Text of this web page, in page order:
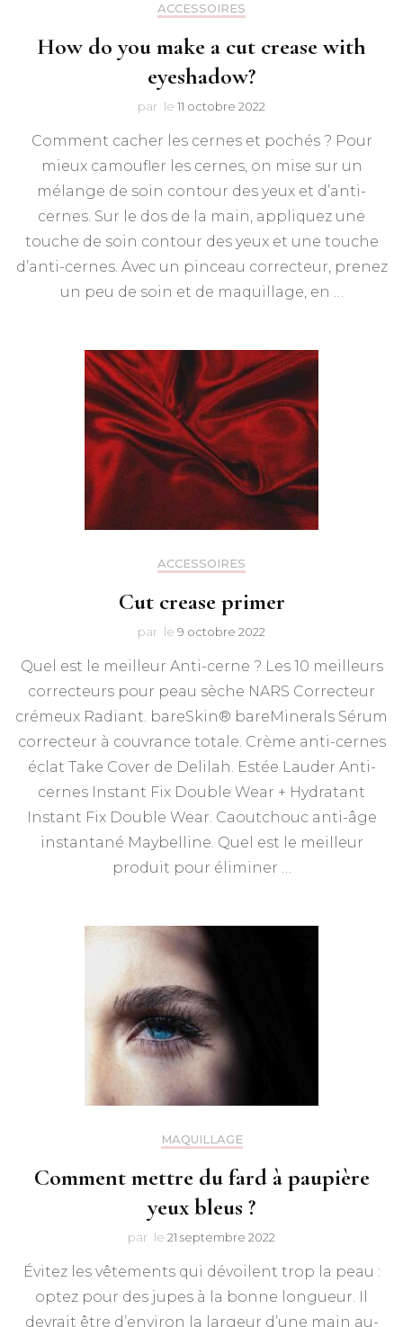
ACCESSOIRES
How do you make a cut crease with
eyeshadow?
par le 11 octobre 2022
Comment cacher les cernes et pochés ? Pour
mieux camoufler les cernes, on mise sur un
mélange de soin contour des yeux et d’anti-
cernes. Sur le dos de la main, appliquez une
touche de soin contour des yeux et une touche
d’anti-cernes. Avec un pinceau correcteur, prenez
un peu de soin et de maquillage, en …
ACCESSOIRES
Cut crease primer
par le 9 octobre 2022
Quel est le meilleur Anti-cerne ? Les 10 meilleurs
correcteurs pour peau sèche NARS Correcteur
crémeux Radiant. bareSkin® bareMinerals Sérum
correcteur à couvrance totale. Crème anti-cernes
éclat Take Cover de Delilah. Estée Lauder Anti-
cernes Instant Fix Double Wear + Hydratant
Instant Fix Double Wear. Caoutchouc anti-âge
instantané Maybelline. Quel est le meilleur
produit pour éliminer …
MAQUILLAGE
Comment mettre du fard à paupière
yeux bleus ?
par le 21 septembre 2022
Évitez les vêtements qui dévoilent trop la peau :
optez pour des jupes à la bonne longueur. Il
devrait être d’environ la largeur d’une main au-